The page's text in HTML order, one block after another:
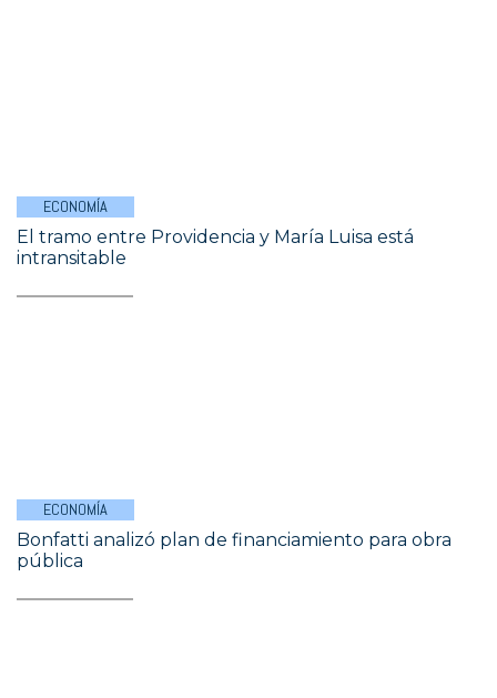
ECONOMÍA
El tramo entre Providencia y María Luisa está
intransitable
ECONOMÍA
Bonfatti analizó plan de financiamiento para obra
pública